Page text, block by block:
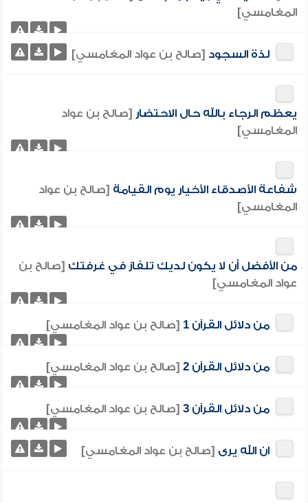
المغامسي]
لذة السجود [صالح بن عواد المغامسي]
يعظم الرجاء بالله حال الاحتضار [صالح بن عواد
المغامسي]
شفاعة الأصدقاء الأخيار يوم القيامة [صالح بن عواد
المغامسي]
من الأفضل أن لا يكون لديك تلفاز في غرفتك [صالح بن
عواد المغامسي]
من دلائل القرآن 1 [صالح بن عواد المغامسي]
من دلائل القرآن 2 [صالح بن عواد المغامسي]
من دلائل القرآن 3 [صالح بن عواد المغامسي]
ان الله يرى [صالح بن عواد المغامسي]